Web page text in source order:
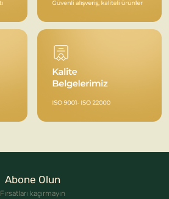
Abone Olun
Fırsatları kaçırmayın